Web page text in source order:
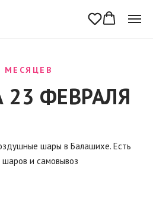
МЕСЯЦЕВ
ФЕВРАЛЯ
шары в Балашихе. Есть
шаров и самовывоз